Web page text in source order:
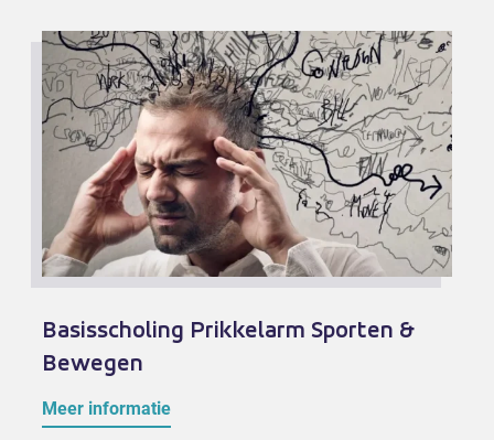
Basisscholing Prikkelarm Sporten &
Bewegen
Meer informatie